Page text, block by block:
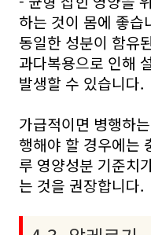
하는 것이 몸에 좋습
동일한 성분이 함유
과다복용으로 인해
발생할 수 있습니다.
가급적이면 병행하
행해야 할 경우에는
루 영양성분 기준치
는 것을 권장합니다.